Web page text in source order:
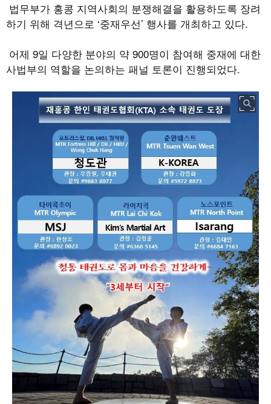
법무부가 홍콩 지역사회의 분쟁해결을 활용하도록 장려
하기 위해 격년으로 ‘중재우선’ 행사를 개최하고 있다.
어제 9일 다양한 분야의 약 900명이 참여해 중재에 대한
사법부의 역할을 논의하는 패널 토론이 진행되었다.